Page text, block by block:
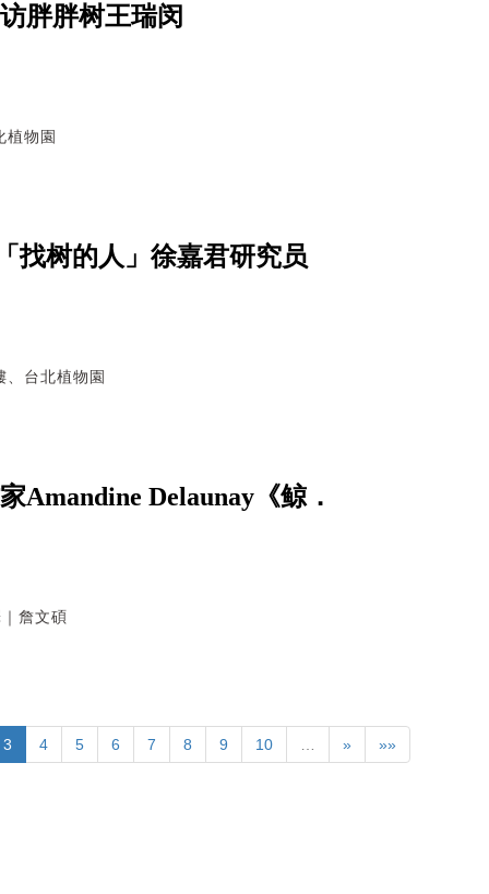
胖胖树王瑞闵
植物園
找树的人」徐嘉君研究员
、台北植物園
Amandine Delaunay《鲸．
詹文碩
3 4 5 6 7 8 9 10 … » »»